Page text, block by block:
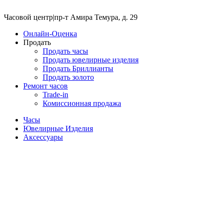
Часовой центр|пр-т Амира Темура, д. 29
Онлайн-Оценка
Продать
Продать часы
Продать ювелирные изделия
Продать Бриллианты
Продать золото
Ремонт часов
Trade-in
Комиссионная продажа
Часы
Ювелирные Изделия
Аксессуары